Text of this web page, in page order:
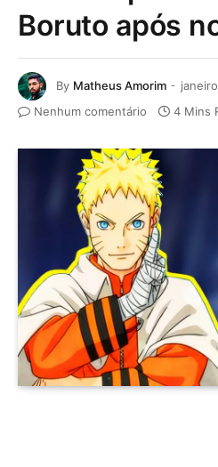
Boruto após
By Matheus Amorim
Nenhum comentário
4 Mins